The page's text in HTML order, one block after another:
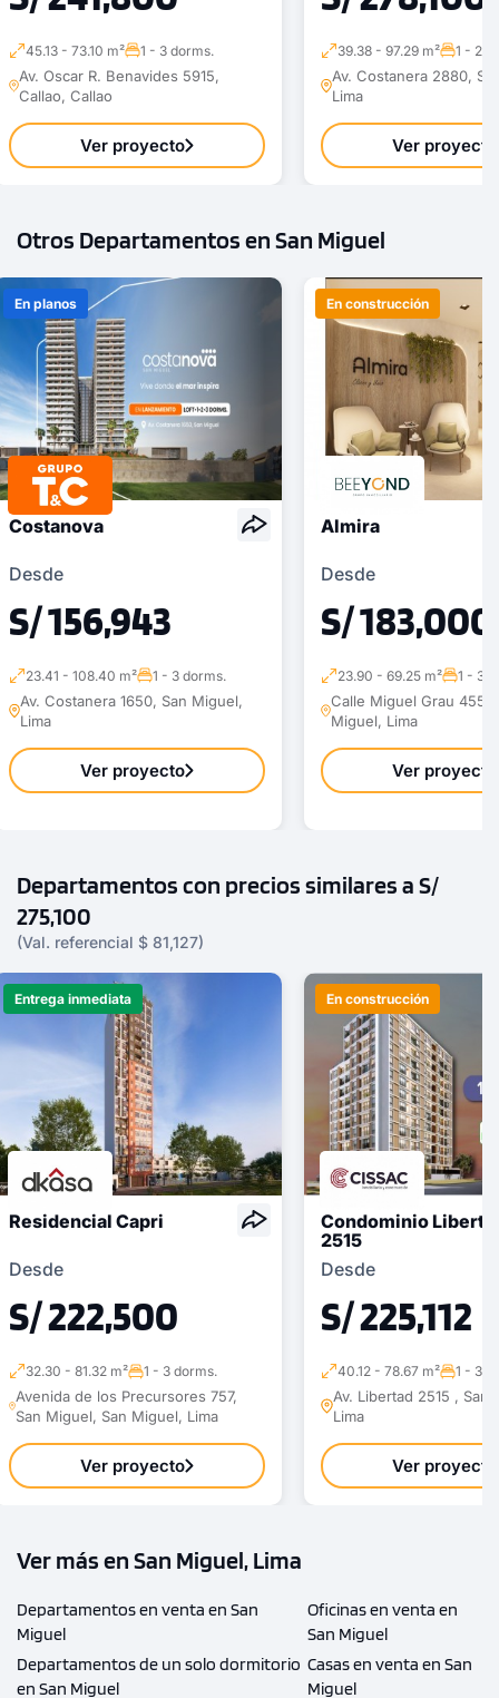
45.13 - 73.10 m² 1 - 3 dorms.
Av. Oscar R. Benavides 5915,
Callao, Callao
Ver proyecto
39.38 - 97.29 m² 1 - 2
Av. Costanera 2880,
Lima
Ver proyecto
Otros Departamentos en San Miguel
En planos
Costanova
Desde
S/ 156,943
23.41 - 108.40 m² 1 - 3 dorms.
Av. Costanera 1650, San Miguel,
Lima
Ver proyecto
En construcción
Almira
Desde
S/ 183,000
23.90 - 69.25 m² 1 - 3
Calle Miguel Grau 455 ,
Miguel, Lima
Ver proyecto
Departamentos con precios similares a S/
275,100
(Val. referencial $ 81,127)
Entrega inmediata
Residencial Capri
Desde
S/ 222,500
32.30 - 81.32 m² 1 - 3 dorms.
Avenida de los Precursores 757,
San Miguel, San Miguel, Lima
Ver proyecto
En construcción
Condominio
2515
Desde
S/ 225,112
40.12 - 78.67 m² 1 - 3
Av. Libertad 2515 , San
Lima
Ver proyecto
Ver más en San Miguel, Lima
Departamentos en venta en San
Miguel
Departamentos de un solo dormitorio
en San Miguel
Oficinas en venta en
San Miguel
Casas en venta en San
Miguel